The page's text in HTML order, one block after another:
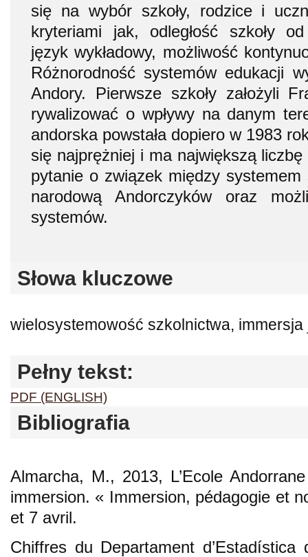
się na wybór szkoły, rodzice i
kryteriami jak, odległość szkoły
język wykładowy, możliwość
Różnorodność systemów edukacji
Andory. Pierwsze szkoły założyli
rywalizować o wpływy na danym
andorska powstała dopiero w 1983
się najprężniej i ma największą
pytanie o związek między
narodową Andorczyków oraz
systemów.
Słowa kluczowe
wielosystemowość szkolnictwa,
Pełny tekst:
PDF (ENGLISH)
Bibliografia
Almarcha, M., 2013, L’Ecole
immersion. « Immersion, pédagogie et
et 7 avril.
Chiffres du Departament d’Estadística